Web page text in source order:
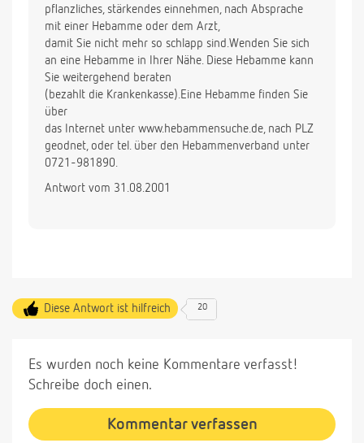
pflanzliches, stärkendes einnehmen, nach Absprache
mit einer Hebamme oder dem Arzt,
damit Sie nicht mehr so schlapp sind.Wenden Sie sich
an eine Hebamme in Ihrer Nähe. Diese Hebamme kann
Sie weitergehend beraten
(bezahlt die Krankenkasse).Eine Hebamme finden Sie
über
das Internet unter www.hebammensuche.de, nach PLZ
geodnet, oder tel. über den Hebammenverband unter
0721-981890.
Antwort vom 31.08.2001
Diese Antwort ist hilfreich 20
Es wurden noch keine Kommentare verfasst!
Schreibe doch einen.
Kommentar verfassen